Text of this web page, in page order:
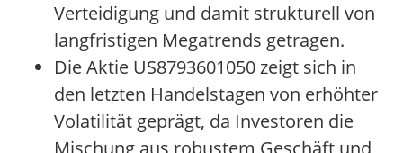
Verteidigung und damit strukturell von
langfristigen Megatrends getragen.
Die Aktie US8793601050 zeigt sich in
den letzten Handelstagen von erhöhter
Volatilität geprägt, da Investoren die